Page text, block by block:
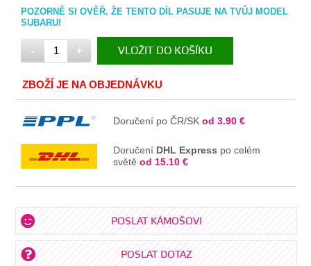
POZORNĚ SI OVĚŘ, ŽE TENTO DÍL PASUJE NA TVŮJ MODEL
SUBARU!
- + VLOŽIT DO KOŠÍKU
V KOŠÍKU
ZBOŽÍ JE NA OBJEDNÁVKU
Doručení po ČR/SKod 3.90 €
Doručení DHL Express po celém
světěod 15.10 €
POSLAT KÁMOŠOVI
POSLAT DOTAZ